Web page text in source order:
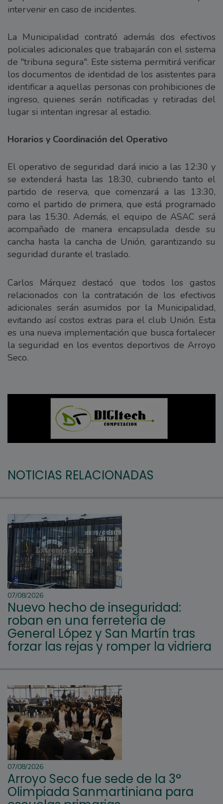
intervenir en caso de incidentes.
La Municipalidad contrató además dos efectivos
policiales adicionales que trabajarán con el sistema
de "tribuna segura". Este sistema permitirá verificar
los documentos de identidad de los asistentes para
identificar a aquellas personas con prohibiciones de
ingreso, quienes serán notificadas y retiradas del
lugar si intentan ingresar al estadio.
Horarios y Coordinación del Operativo
El operativo de seguridad dará inicio a las 12:30 y
se extenderá hasta las 18:30, cubriendo tanto el
partido de reserva, que comenzará a las 13:30,
como el partido de primera, que está programado
para las 15:30. Además, el equipo de ASAC será
acompañado de manera encapsulada desde su
cancha hasta la cancha de Unión, garantizando su
seguridad durante el traslado.
Carlos Márquez destacó que todos los gastos
relacionados con la contratación de los efectivos
adicionales serán asumidos por la Municipalidad,
evitando así costos extras para el club Unión. Esta
es una nueva implementación que busca fortalecer
la seguridad en los eventos deportivos de Arroyo
Seco.
NOTICIAS RELACIONADAS
07/08/2026
Nuevo hecho de inseguridad:
roban en una ferretería de
General López y San Martín tras
forzar las rejas y romper la vidriera
07/08/2026
Arroyo Seco fue sede de la 3°
Olimpiada Sanmartiniana para